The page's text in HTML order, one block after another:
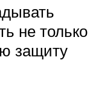
не только
защиту